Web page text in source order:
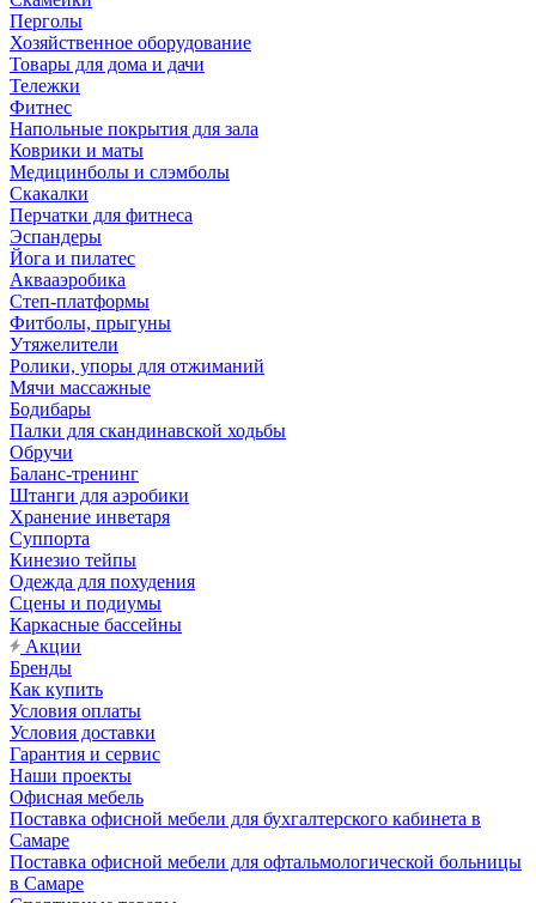
Перголы
Хозяйственное оборудование
Товары для дома и дачи
Тележки
Фитнес
Напольные покрытия для зала
Коврики и маты
Медицинболы и слэмболы
Скакалки
Перчатки для фитнеса
Эспандеры
Йога и пилатес
Аквааэробика
Степ-платформы
Фитболы, прыгуны
Утяжелители
Ролики, упоры для отжиманий
Мячи массажные
Бодибары
Палки для скандинавской ходьбы
Обручи
Баланс-тренинг
Штанги для аэробики
Хранение инветаря
Суппорта
Кинезио тейпы
Одежда для похудения
Сцены и подиумы
Каркасные бассейны
Акции
Бренды
Как купить
Условия оплаты
Условия доставки
Гарантия и сервис
Наши проекты
Офисная мебель
Поставка офисной мебели для бухгалтерского кабинета в
Самаре
Поставка офисной мебели для офтальмологической больницы
в Самаре